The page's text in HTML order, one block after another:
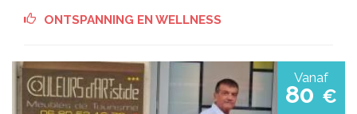
ONTSPANNING EN WELLNESS
Vanaf
80 €